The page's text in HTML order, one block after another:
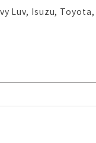
Luv, Isuzu,